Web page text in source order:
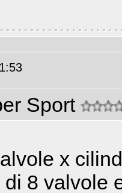
Sport
x
8 valvole